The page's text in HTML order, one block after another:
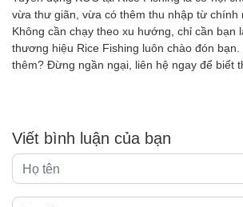
vừa thư giãn, vừa có thêm thu nhập từ chính
Không cần chạy theo xu hướng, chỉ cần bạn
thương hiệu Rice Fishing luôn chào đón
thêm? Đừng ngần ngại, liên hệ ngay để biết
Viết bình luận của bạn